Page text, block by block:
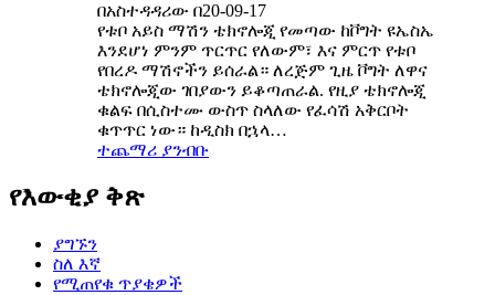
በአስተዳዳሪው በ20-09-17
የቱቦ አይስ ማሽን ቴክኖሎጂ የመጣው ከቮግት ዩኤስኤ
እንደሆነ ምንም ጥርጥር የለውም፣ እና ምርጥ የቱቦ
የበረዶ ማሽኖችን ይሰራል። ለረጅም ጊዜ ቮግት ለዋና
ቴክኖሎጂው ገበያውን ይቆጣጠራል. የዚያ ቴክኖሎጂ
ቁልፍ በሲስተሙ ውስጥ ስላለው የፈሳሽ አቅርቦት
ቁጥጥር ነው። ከዲስክ በኋላ…
ተጨማሪ ያንብቡ
የእውቂያ ቅጽ
ያግኙን
ስለ እኛ
የሚጠየቁ ጥያቄዎች